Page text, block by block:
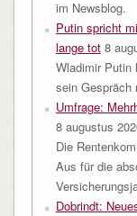
im Newsblog.
Putin spricht
lange tot 8
Wladimir Putin
sein Gespräch
Umfrage:
8 augustus
Die
Aus für die
Dobrindt: